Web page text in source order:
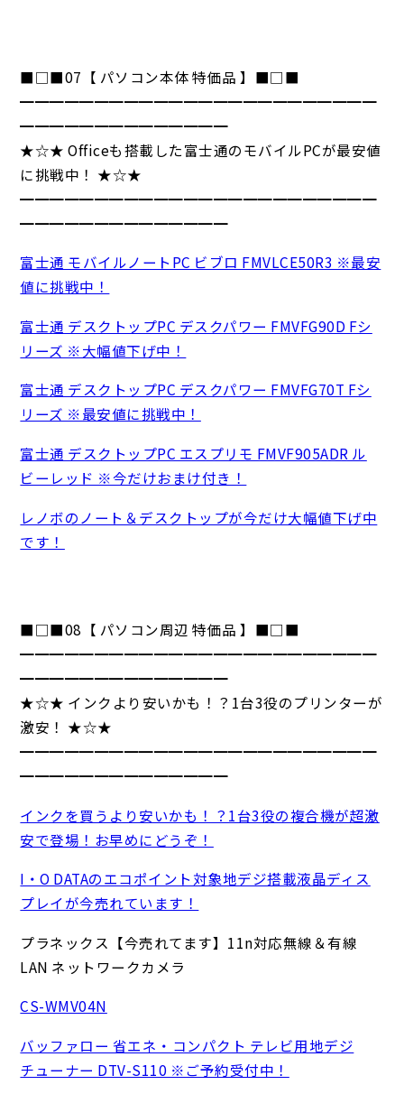
■□■07【 パソコン本体 特価品 】■□■
━━━━━━━━━━━━━━━━━━━━━━━━
━━━━━━━━━━━━━━
★☆★ Officeも搭載した富士通のモバイルPCが最安値
に挑戦中！ ★☆★
━━━━━━━━━━━━━━━━━━━━━━━━
━━━━━━━━━━━━━━
富士通 モバイルノートPC ビブロ FMVLCE50R3 ※最安
値に挑戦中！
富士通 デスクトップPC デスクパワー FMVFG90D Fシ
リーズ ※大幅値下げ中！
富士通 デスクトップPC デスクパワー FMVFG70T Fシ
リーズ ※最安値に挑戦中！
富士通 デスクトップPC エスプリモ FMVF905ADR ル
ビーレッド ※今だけおまけ付き！
レノボのノート＆デスクトップが今だけ大幅値下げ中
です！
■□■08【 パソコン周辺 特価品 】■□■
━━━━━━━━━━━━━━━━━━━━━━━━
━━━━━━━━━━━━━━
★☆★ インクより安いかも！？1台3役のプリンターが
激安！ ★☆★
━━━━━━━━━━━━━━━━━━━━━━━━
━━━━━━━━━━━━━━
インクを買うより安いかも！？1台3役の複合機が超激
安で登場！お早めにどうぞ！
I・O DATAのエコポイント対象地デジ搭載液晶ディス
プレイが今売れています！
プラネックス【今売れてます】11n対応無線＆有線
LAN ネットワークカメラ
CS-WMV04N
バッファロー 省エネ・コンパクト テレビ用地デジ
チューナー DTV-S110 ※ご予約受付中！